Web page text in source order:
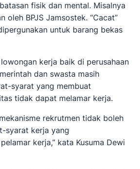
fisik dan mental. Misalnya
oleh BPJS Jamsostek. “Cacat”
untuk barang bekas
kerja baik di perusahaan
dan swasta masih
syarat yang membuat
tidak dapat melamar kerja.
rekrutmen tidak boleh
syarat kerja yang
kerja,” kata Kusuma Dewi